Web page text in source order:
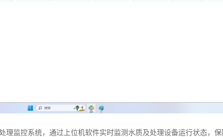
理监控系统，通过上位机软件实时监测水质及处理设备运行状态，